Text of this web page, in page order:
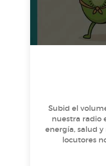
¡Subid el
nuestra radio
energía, salud y mucha poesía. En
locutores